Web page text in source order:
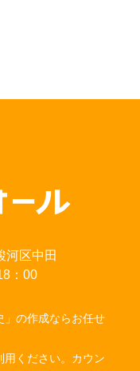
河区中田
：00
」の作成ならお任せ
用ください。カウン